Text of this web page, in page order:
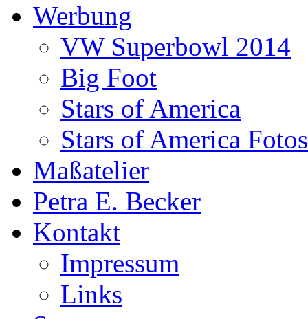
Werbung
VW Superbowl 2014
Big Foot
Stars of America
Stars of America Fotos
Maßatelier
Petra E. Becker
Kontakt
Impressum
Links